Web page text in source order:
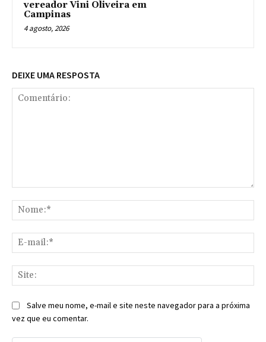
vereador Vini Oliveira em
Campinas
4 agosto, 2026
DEIXE UMA RESPOSTA
Salve meu nome, e-mail e site neste navegador para a próxima
vez que eu comentar.